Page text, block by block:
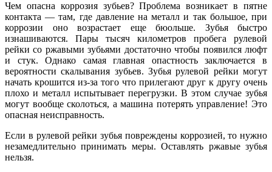
Чем опасна коррозия зубьев? Проблема возникает в пятне
контакта — там, где давление на металл и так большое, при
коррозии оно возрастает еще бюольше. Зубья быстро
изнашиваются. Пары тысяч километров пробега рулевой
рейки со ржавыми зубьями достаточно чтобы появился люфт
и стук. Однако самая главная опастность заключается в
вероятности скалывания зубьев. Зубья рулевой рейки могут
начать крошится из-за того что прилегают друг к другу очень
плохо и металл испытывает перегрузки. В этом случае зубья
могут вообще сколоться, а машина потерять управление! Это
опасная неисправность.
Если в рулевой рейки зубья повреждены коррозией, то нужно
незамедлительно принимать меры. Оставлять ржавые зубья
нельзя.